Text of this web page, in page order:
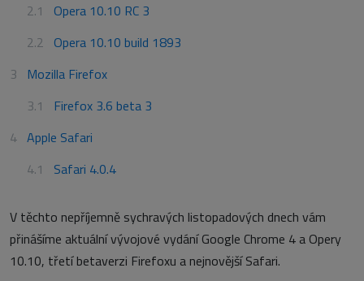
Opera 10.10 RC 3
Opera 10.10 build 1893
Mozilla Firefox
Firefox 3.6 beta 3
Apple Safari
Safari 4.0.4
V těchto nepříjemně sychravých listopadových dnech vám
přinášíme aktuální vývojové vydání Google Chrome 4 a Opery
10.10, třetí betaverzi Firefoxu a nejnovější Safari.